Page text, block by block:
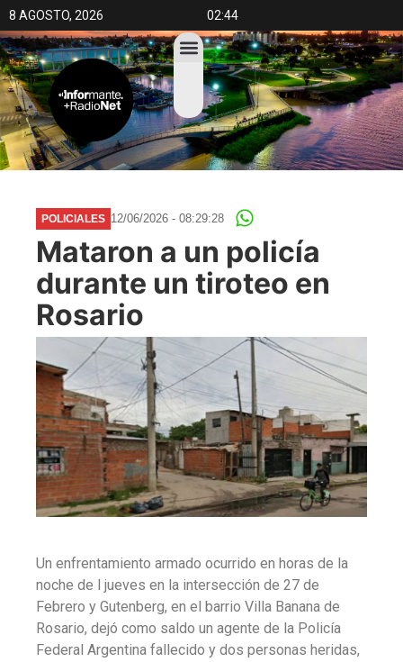
8 AGOSTO, 2026 02:44
POLICIALES 12/06/2026 - 08:29:28
Mataron a un policía
durante un tiroteo en
Rosario
Un enfrentamiento armado ocurrido en horas de la
noche de l jueves en la intersección de 27 de
Febrero y Gutenberg, en el barrio Villa Banana de
Rosario, dejó como saldo un agente de la Policía
Federal Argentina fallecido y dos personas heridas,